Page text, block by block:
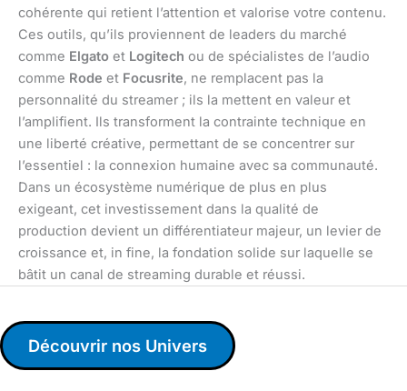
cohérente qui retient l’attention et valorise votre contenu.
Ces outils, qu’ils proviennent de leaders du marché
comme Elgato et Logitech ou de spécialistes de l’audio
comme Rode et Focusrite, ne remplacent pas la
personnalité du streamer ; ils la mettent en valeur et
l’amplifient. Ils transforment la contrainte technique en
une liberté créative, permettant de se concentrer sur
l’essentiel : la connexion humaine avec sa communauté.
Dans un écosystème numérique de plus en plus
exigeant, cet investissement dans la qualité de
production devient un différentiateur majeur, un levier de
croissance et, in fine, la fondation solide sur laquelle se
bâtit un canal de streaming durable et réussi.
Découvrir nos Univers